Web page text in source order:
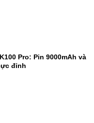
Pro: Pin 9000mAh và
đỉnh